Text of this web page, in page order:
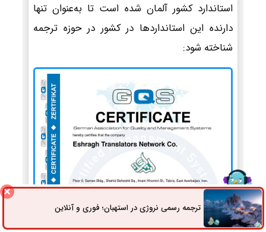
استاندارد کشور آلمان شده است تا به‌عنوان تنها
دارنده این استانداردها در کشور در حوزه ترجمه
شناخته شود:
ترجمه رسمی نروژی در استهبان؛ فوری و آنلاینثبت سفارش راه های ارتباطی